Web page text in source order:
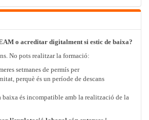
o acreditar digitalment si estic de baixa?
No pots realitzar la formació:
setmanes de permís per
perquè és un període de descans
baixa és incompatible amb la realització de la